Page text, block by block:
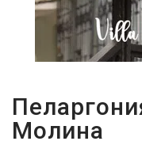
Молина